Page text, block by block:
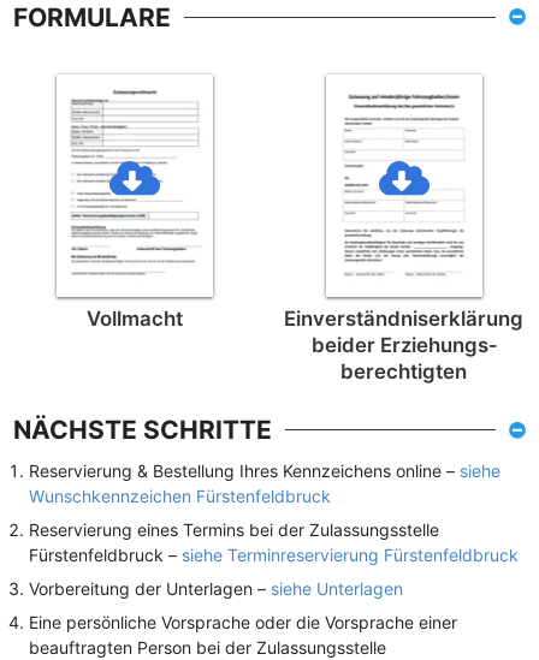
FORMULARE
Vollmacht
Einverständnis­erklärung
beider Erziehungs­
berechtigten
NÄCHSTE SCHRITTE
Reservierung & Bestellung Ihres Kennzeichens online – siehe
Wunschkennzeichen Fürstenfeldbruck
Reservierung eines Termins bei der Zulassungsstelle
Fürstenfeldbruck – siehe Terminreservierung Fürstenfeldbruck
Vorbereitung der Unterlagen – siehe Unterlagen
Eine persönliche Vorsprache oder die Vorsprache einer
beauftragten Person bei der Zulassungsstelle